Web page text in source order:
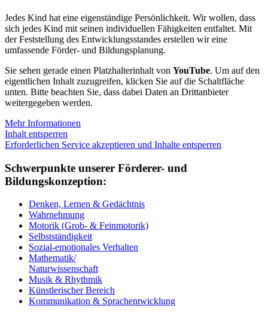
Jedes Kind hat eine eigenständige Persönlichkeit. Wir wollen, dass
sich jedes Kind mit seinen individuellen Fähigkeiten entfaltet. Mit
der Feststellung des Entwicklungsstandes erstellen wir eine
umfassende Förder- und Bildungsplanung.
Sie sehen gerade einen Platzhalterinhalt von YouTube. Um auf den
eigentlichen Inhalt zuzugreifen, klicken Sie auf die Schaltfläche
unten. Bitte beachten Sie, dass dabei Daten an Drittanbieter
weitergegeben werden.
Mehr Informationen
Inhalt entsperren
Erforderlichen Service akzeptieren und Inhalte entsperren
Schwerpunkte unserer Förderer- und
Bildungskonzeption:
Denken, Lernen & Gedächtnis
Wahrnehmung
Motorik (Grob- & Feinmotorik)
Selbstständigkeit
Sozial-emotionales Verhalten
Mathematik/
Naturwissenschaft
Musik & Rhythmik
Künstlerischer Bereich
Kommunikation & Sprachentwicklung